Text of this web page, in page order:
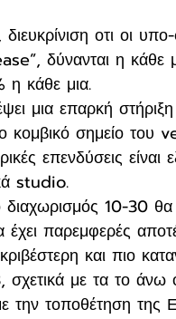
διευκρίνιση οτι οι
δύνανται η κάθε
η κάθε μια.
μια επαρκή
κομβικό σημείο
επενδύσεις
studio.
διαχωρισμός 10-30
έχει παρεμφερές
και πιο
σχετικά με τα το
την τοποθέτηση